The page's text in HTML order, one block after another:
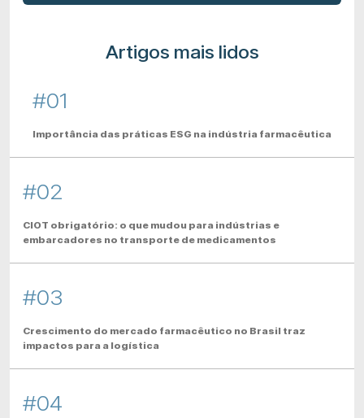
Artigos mais lidos
#01
Importância das práticas ESG na indústria farmacêutica
#02
CIOT obrigatório: o que mudou para indústrias e
embarcadores no transporte de medicamentos
#03
Crescimento do mercado farmacêutico no Brasil traz
impactos para a logística
#04